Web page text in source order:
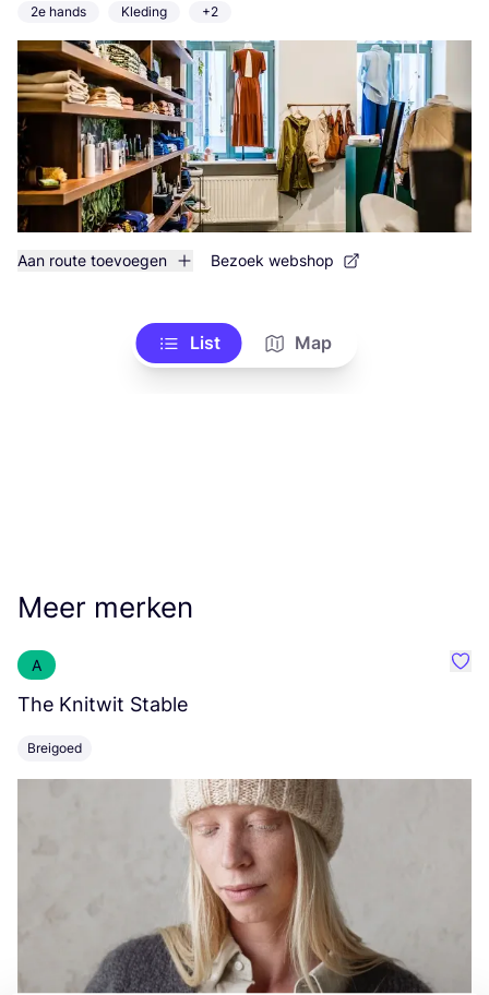
2e hands Kleding +2
Aan route toevoegen Bezoek webshop
List Map
Meer merken
A
The Knitwit Stable
Breigoed